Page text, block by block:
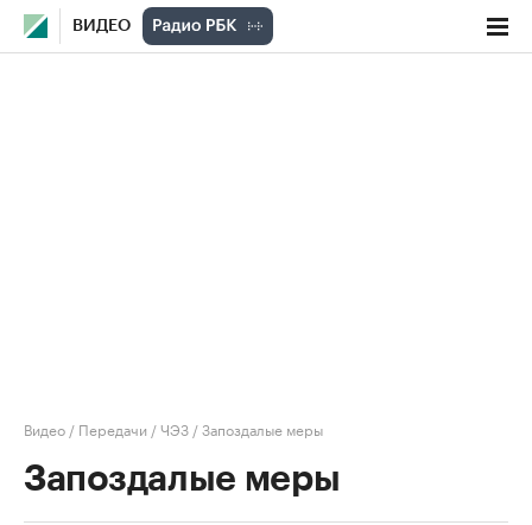
ВИДЕО
Видео / Передачи /ЧЭЗ /Запоздалые меры
Запоздалые меры